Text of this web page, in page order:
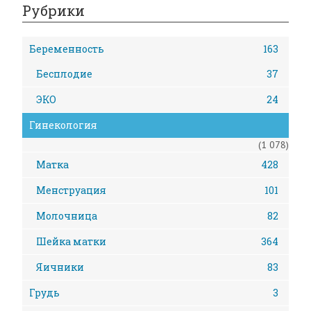
Рубрики
Беременность
163
Бесплодие
37
ЭКО
24
Гинекология
(1 078)
Матка
428
Менструация
101
Молочница
82
Шейка матки
364
Яичники
83
Грудь
3